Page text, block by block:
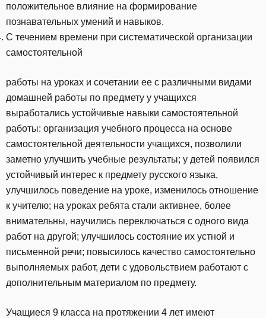
положительное влияние на формирование
познавательных умений и навыков.
С течением времени при систематической организации
самостоятельной
работы на уроках и сочетании ее с различными видами
домашней работы по предмету у учащихся
выработались устойчивые навыки самостоятельной
работы: организация учебного процесса на основе
самостоятельной деятельности учащихся, позволили
заметно улучшить учебные результаты; у детей появился
устойчивый интерес к предмету русского языка,
улучшилось поведение на уроке, изменилось отношение
к учителю; на уроках ребята стали активнее, более
внимательны, научились переключаться с одного вида
работ на другой; улучшилось состояние их устной и
письменной речи; повысилось качество самостоятельно
выполняемых работ, дети с удовольствием работают с
дополнительным материалом по предмету.
Учащиеся 9 класса на протяжении 4 лет имеют